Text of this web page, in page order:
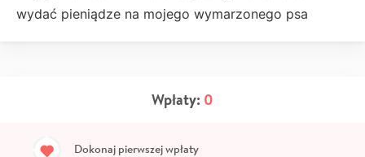
wydać pieniądze na mojego wymarzonego psa
Wpłaty: 0
Dokonaj pierwszej wpłaty